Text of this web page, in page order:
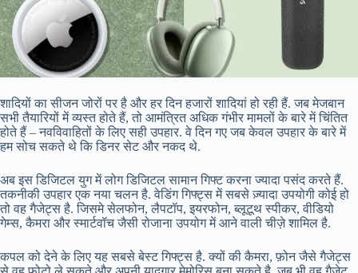
शादियों का सीजन जोरों पर है और हर दिन हजारों शादियां हो रही हैं. जब मेजबान
सभी तैयारियों में व्यस्त होते हैं, तो आमंत्रित अधिक गंभीर मामलों के बारे में चिंतित
होते हैं – नवविवाहितों के लिए सही उपहार. वे दिन गए जब केवल उपहार के बारे में
हम सोच सकते थे कि डिनर सेट और नकद थे.
अब इस डिजिटल युग में लोग डिजिटल सामान गिफ्ट करना ज्यादा पसंद करते हैं.
तकनीकी उपहार एक नया चलन है. वेडिंग गिफ्ट्स में सबसे ज़्यादा उपयोगी कोई हो
तो वह गैजेट्स है. जिसमे सेलफोन, लैपटॉप, इयरफोन, ब्लूटूथ स्पीकर, वीडियो
गेम्स, कैमरा और स्मार्टवॉच जैसी रोजाना उपयोग में आने वाली चीज़े शामिल है.
कपल को देने के लिए यह सबसे बेस्ट गिफ्ट्स है. क्यों की कैमरा, फ़ोन जैसे गैजेट्स